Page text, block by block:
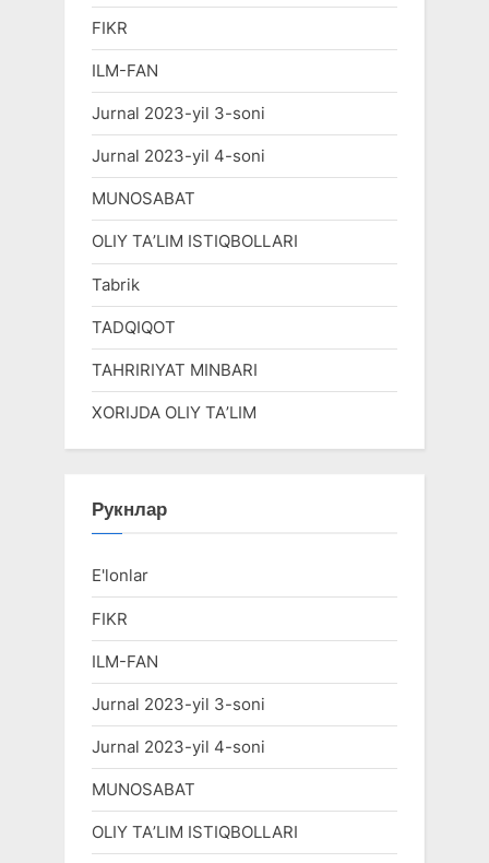
FIKR
ILM-FAN
Jurnal 2023-yil 3-soni
Jurnal 2023-yil 4-soni
MUNOSABAT
OLIY TAʼLIM ISTIQBOLLARI
Tabrik
TADQIQOT
TAHRIRIYAT MINBARI
XORIJDA OLIY TAʼLIM
Рукнлар
E'lonlar
FIKR
ILM-FAN
Jurnal 2023-yil 3-soni
Jurnal 2023-yil 4-soni
MUNOSABAT
OLIY TAʼLIM ISTIQBOLLARI